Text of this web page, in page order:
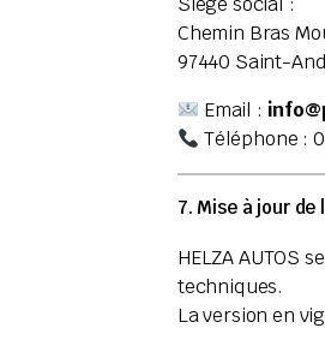
Chemin Bras
97440 Saint-
Email :
Téléphone :
7. Mise à jour
HELZA AUTOS
techniques.
La version en